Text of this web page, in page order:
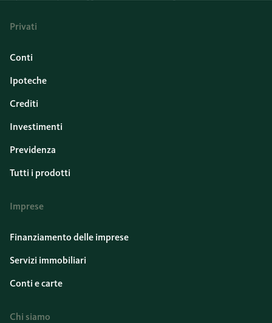
Privati
Conti
Ipoteche
Crediti
Investimenti
Previdenza
Tutti i prodotti
Imprese
Finanziamento delle imprese
Servizi immobiliari
Conti e carte
Chi siamo